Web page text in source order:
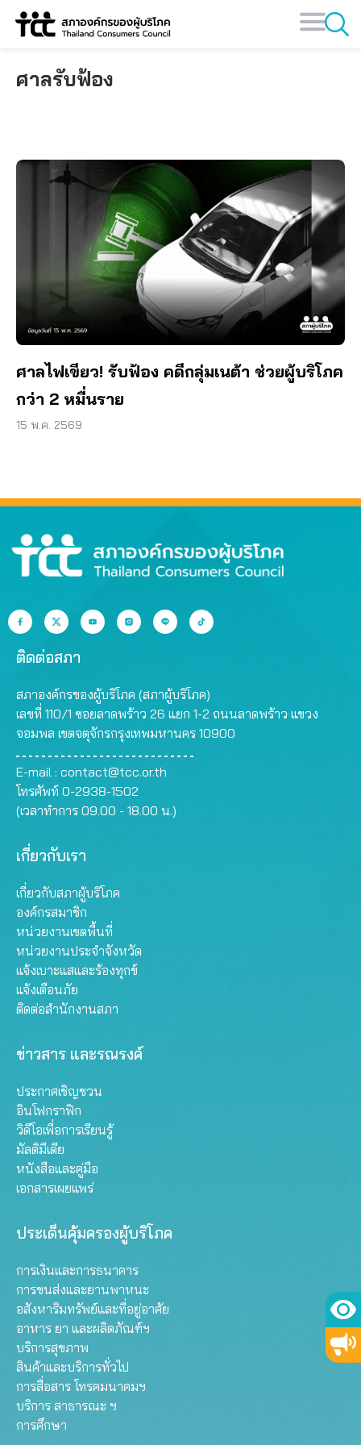
Skip
ศาลรับฟ้อง
ศาลไฟเขียว! รับฟ้อง คดีกลุ่มเนต้า ช่วยผู้บริโภค
กว่า 2 หมื่นราย
15 พ.ค. 2569
ติดต่อสภา
สภาองค์กรของผู้บริโภค (สภาผู้บริโภค)
เลขที่ 110/1 ซอยลาดพร้าว 26 แยก 1-2 ถนนลาดพร้าว แขวง
จอมพล เขตจตุจักรกรุงเทพมหานคร 10900
E-mail : contact@tcc.or.th
โทรศัพท์ 0-2938-1502
(เวลาทำการ 09.00 - 18.00 น.)
เกี่ยวกับเรา
เกี่ยวกับสภาผู้บริโภค
องค์กรสมาชิก
หน่วยงานเขตพื้นที่
หน่วยงานประจำจังหวัด
แจ้งเบาะแสและร้องทุกข์
แจ้งเตือนภัย
ติดต่อสำนักงานสภา
ข่าวสาร และรณรงค์
ประกาศเชิญชวน
อินโฟกราฟิก
วิดีโอเพื่อการเรียนรู้
มัลติมีเดีย
หนังสือและคู่มือ
เอกสารเผยแพร่
ประเด็นคุ้มครองผู้บริโภค
การเงินและการธนาคาร
การขนส่งและยานพาหนะ
อสังหาริมทรัพย์และที่อยู่อาศัย
อาหาร ยา และผลิตภัณฑ์ฯ
บริการสุขภาพ
สินค้าและบริการทั่วไป
การสื่อสาร โทรคมนาคมฯ
บริการ สาธารณะ ฯ
การศึกษา